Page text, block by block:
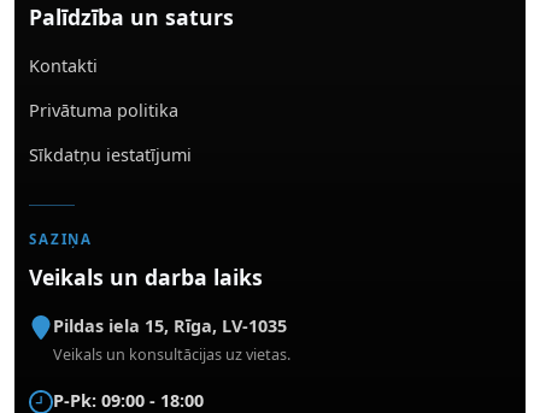
Palīdzība un saturs
Kontakti
Privātuma politika
Sīkdatņu iestatījumi
SAZIŅA
Veikals un darba laiks
Pildas iela 15, Rīga, LV-1035
Veikals un konsultācijas uz vietas.
P-Pk: 09:00 - 18:00